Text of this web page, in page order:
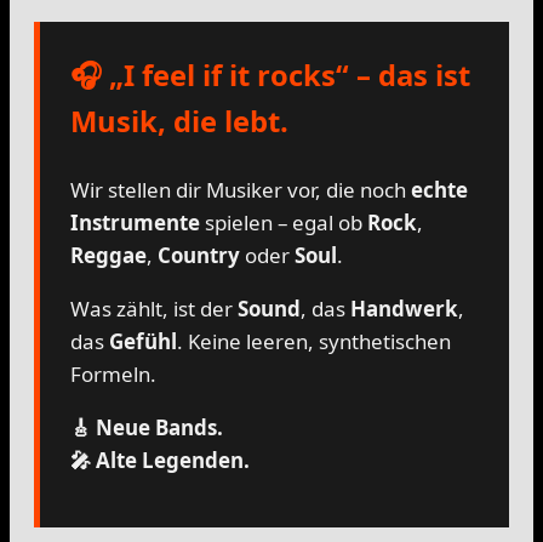
🎧 „I feel if it rocks“ – das ist
Musik, die lebt.
Wir stellen dir Musiker vor, die nochechte
Instrumente spielen – egal ob Rock,
Reggae, Country oderSoul.
Was zählt, ist derSound, das Handwerk,
das Gefühl. Keine leeren, synthetischen
Formeln.
🎸 Neue Bands.
🎤 Alte Legenden.